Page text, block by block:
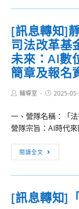
電
路
佈
局
工
程
應
工
程
師
演
練
學
夏
營」
次
期
中
考
日
及
範
轉
「『
越
海
洋、
創
藝
灣』
海
學
夏
營」
[訊息轉知]
司法改革基
未來：AI數
簡章及報名
Post輔導室
Post2025-
一、營隊名稱：「
營隊宗旨：AI時代
閱讀全文
息
轉
靜
[訊息轉知]